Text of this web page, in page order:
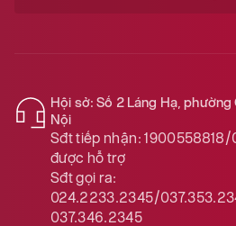
Hội sở: Số 2 Láng Hạ,
Nội
Sđt tiếp nhận:
được hỗ trợ
Sđt gọi ra:
024.2233.2345/
037.346.2345